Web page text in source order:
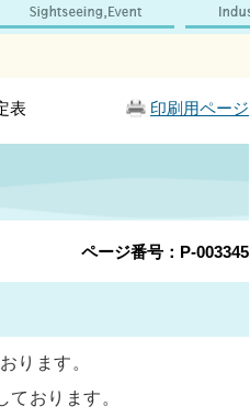
印刷用ページ
表
ページ番号：P-003345
ります。
おります。